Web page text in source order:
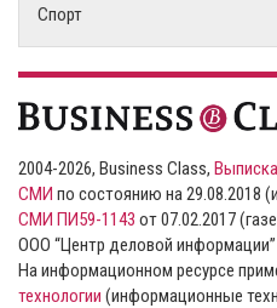
Спорт
2004-2026, Business Class,
СМИ по состоянию на 29.08.2018
СМИ ПИ59-1143 от 07.02.2017
ООО “Центр деловой информации”
На информационном ресурсе
технологии (информационные